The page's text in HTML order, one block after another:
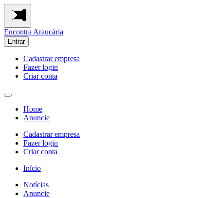
Encontra Araucária
Entrar
Cadastrar empresa
Fazer login
Criar conta
Home
Anuncie
Cadastrar empresa
Fazer login
Criar conta
Início
Notícias
Anuncie